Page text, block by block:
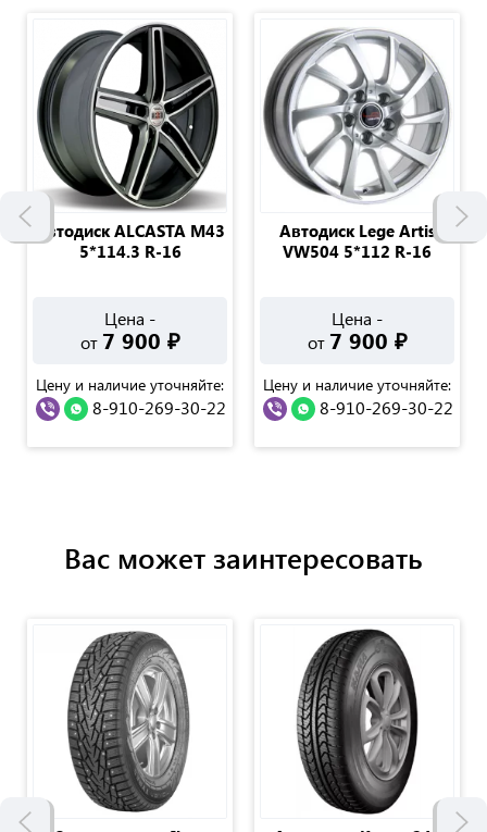
Автодиск ALCASTA M43
5*114.3 R-16
Цена -
от 7 900 ₽
Цену и наличие уточняйте:
8-910-269-30-22
Автодиск Lege Artis
VW504 5*112 R-16
Цена -
от 7 900 ₽
Цену и наличие уточняйте:
8-910-269-30-22
Вас может заинтересовать